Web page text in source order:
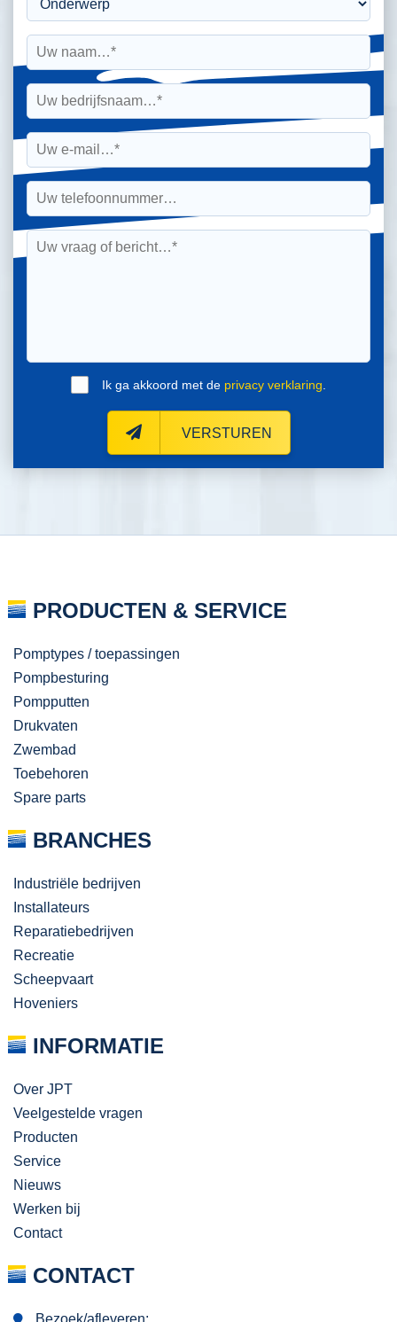
Ik ga akkoord met de privacy verklaring
VERSTUREN
PRODUCTEN & SERVICE
Pomptypes / toepassingen
Pompbesturing
Pompputten
Drukvaten
Zwembad
Toebehoren
Spare parts
BRANCHES
Industriële bedrijven
Installateurs
Reparatiebedrijven
Recreatie
Scheepvaart
Hoveniers
INFORMATIE
Over JPT
Veelgestelde vragen
Producten
Service
Nieuws
Werken bij
Contact
CONTACT
Bezoek/afleveren: